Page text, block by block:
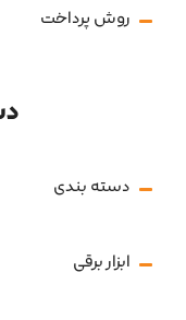
روش پرداخت
دسته بندی
ابزار برقی